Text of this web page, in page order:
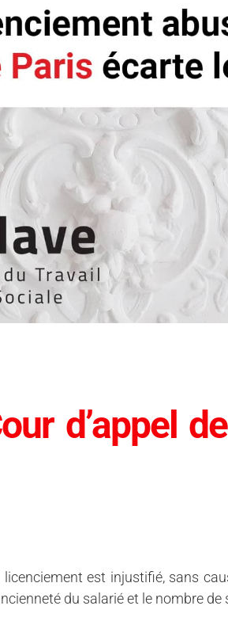
d’appel
est injustifié, sans
du salarié et le nombre de